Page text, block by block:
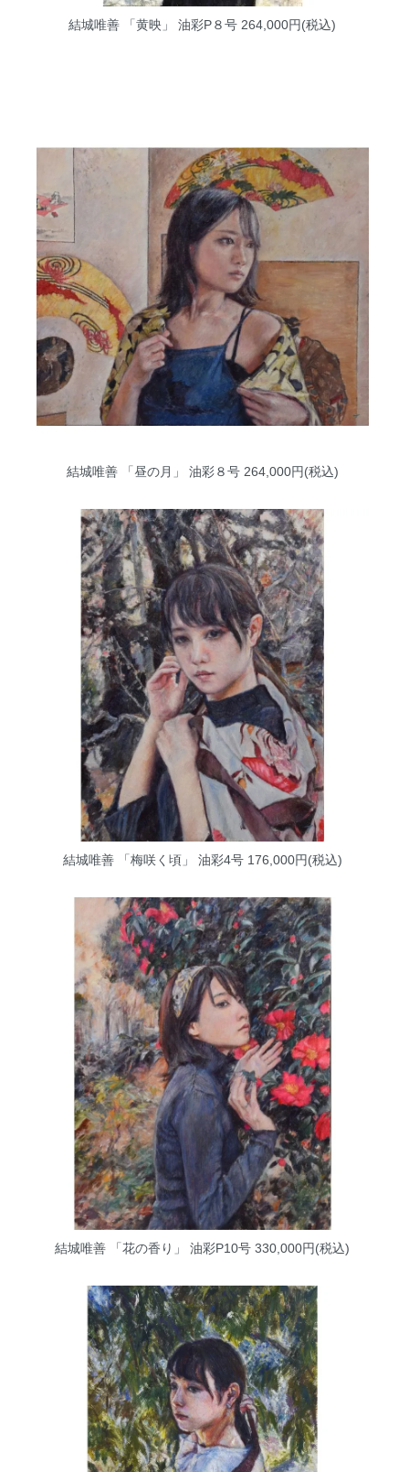
結城唯善 「黄映」 油彩P８号 264,000円(税込)
結城唯善 「昼の月」 油彩８号264,000円(税込)
結城唯善 「梅咲く頃」 油彩4号176,000円(税込)
結城唯善 「花の香り」 油彩P10号 330,000円(税込)